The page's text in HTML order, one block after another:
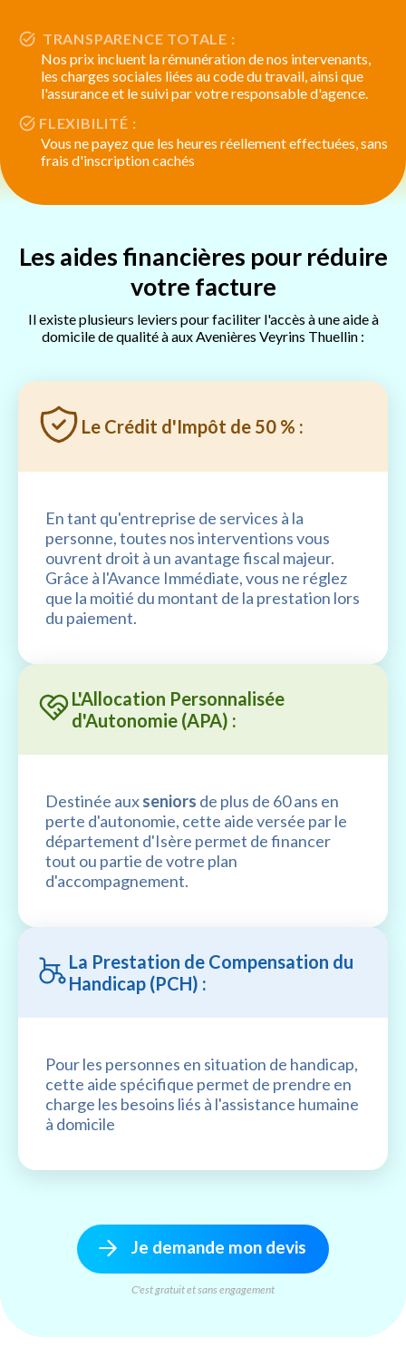
TRANSPARENCE TOTALE :
Nos prix incluent la rémunération de nos intervenants,
les charges sociales liées au code du travail, ainsi que
l'assurance et le suivi par votre responsable d'agence.
FLEXIBILITÉ :
Vous ne payez que les heures réellement effectuées, sans
frais d'inscription cachés
Les aides financières pour réduire
votre facture
Il existe plusieurs leviers pour faciliter l'accès à une aide à
domicile de qualité à aux Avenières Veyrins Thuellin :
Le Crédit d'Impôt de 50 % :
En tant qu'entreprise de services à la
personne, toutes nos interventions vous
ouvrent droit à un avantage fiscal majeur.
Grâce à l'Avance Immédiate, vous ne réglez
que la moitié du montant de la prestation lors
du paiement.
L'Allocation Personnalisée
d'Autonomie (APA) :
Destinée auxseniors de plus de 60 ans en
perte d'autonomie, cette aide versée par le
département d'Isère permet de financer
tout ou partie de votre plan
d'accompagnement.
La Prestation de Compensation du
Handicap (PCH) :
Pour les personnes en situation de handicap,
cette aide spécifique permet de prendre en
charge les besoins liés à l'assistance humaine
à domicile
Je demande mon devis
C'est gratuit et sans engagement